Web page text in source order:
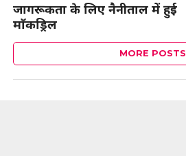
जागरूकता के लिए नैनीताल में हुई
माॅकड्रिल
MORE POSTS